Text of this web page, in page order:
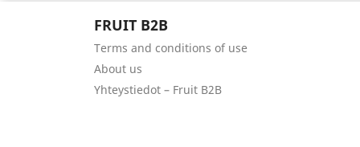
FRUIT B2B
Terms and conditions of use
About us
Yhteystiedot – Fruit B2B